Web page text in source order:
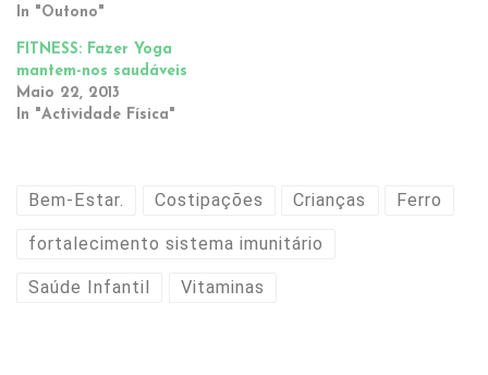
In "Outono"
FITNESS: Fazer Yoga
mantem-nos saudáveis
Maio 22, 2013
In "Actividade Física"
Bem-Estar. Costipações Crianças Ferro
fortalecimento sistema imunitário
Saúde Infantil Vitaminas